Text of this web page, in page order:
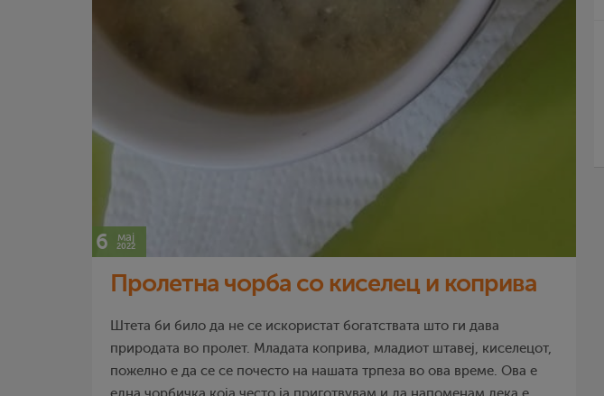
6 мај
2022
Пролетна чорба со киселец и коприва
Штета би било да не се искористат богатствата што ги дава
природата во пролет. Младата коприва, младиот штавеј, киселецот,
пожелно е да се се почесто на нашата трпеза во ова време. Ова е